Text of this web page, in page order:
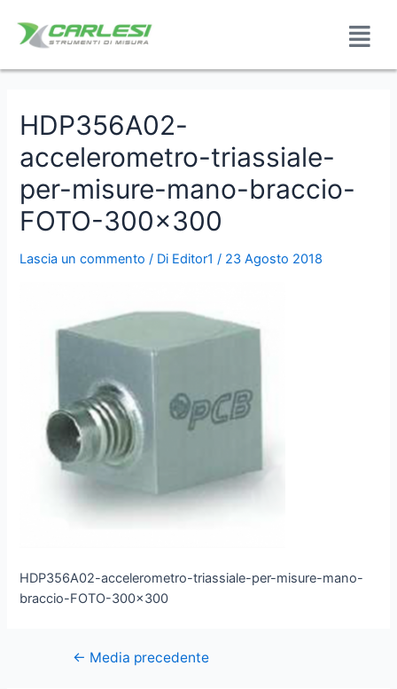
HDP356A02-
accelerometro-triassiale-
per-misure-mano-braccio-
FOTO-300×300
Lascia un commento / Di Editor1 / 23 Agosto 2018
HDP356A02-accelerometro-triassiale-per-misure-mano-
braccio-FOTO-300×300
← Media precedente